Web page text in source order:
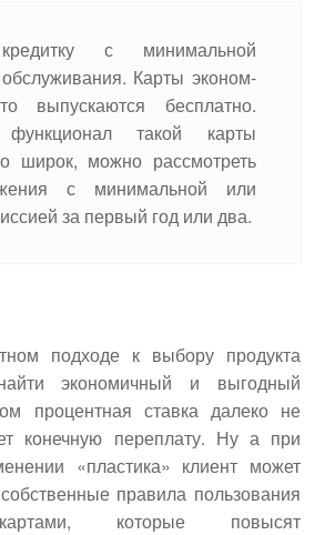
с минимальной
Карты эконом-
выпускаются бесплатно.
такой карты
широк, можно рассмотреть
с минимальной или
за первый год или два.
подходе к выбору продукта
экономичный и выгодный
процентная ставка далеко не
конечную переплату. Ну а при
«пластика» клиент может
правила пользования
которые повысят